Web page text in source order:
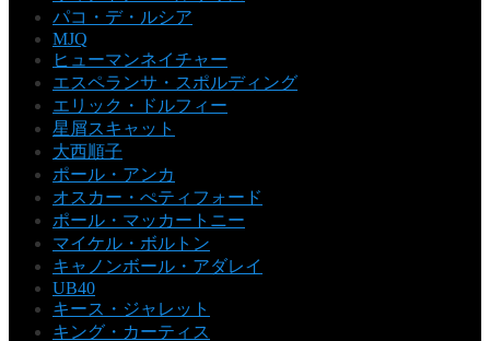
パコ・デ・ルシア
MJQ
ヒューマンネイチャー
エスペランサ・スポルディング
エリック・ドルフィー
星屑スキャット
大西順子
ポール・アンカ
オスカー・ぺティフォード
ポール・マッカートニー
マイケル・ボルトン
キャノンボール・アダレイ
UB40
キース・ジャレット
キング・カーティス